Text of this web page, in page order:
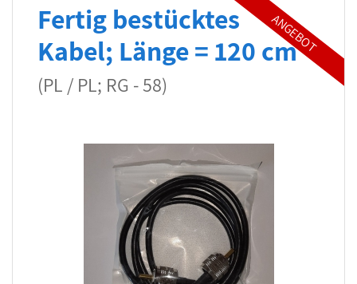
Fertig bestücktes
Kabel; Länge = 120 cm
(PL / PL; RG - 58)